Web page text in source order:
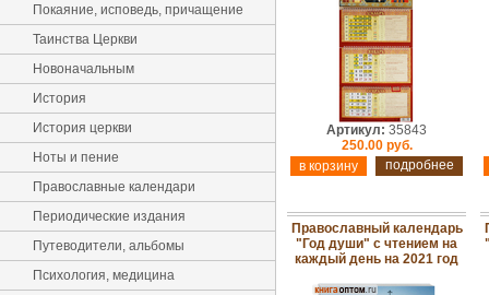
Покаяние, исповедь, причащение
Таинства Церкви
Новоначальным
История
История церкви
Ноты и пение
Православные календари
Периодические издания
Путеводители, альбомы
Психология, медицина
Артикул: 35843
250.00 руб.
подробнее
Православный календарь
"Год души" с чтением на
каждый день на 2021 год